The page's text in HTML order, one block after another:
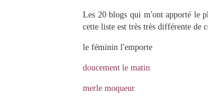
Les 20 blogs qui m'ont apporté le
cette liste est très très différente de
le féminin l'emporte
doucement le matin
merle moqueur